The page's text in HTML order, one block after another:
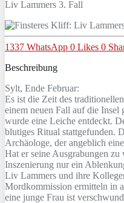
Liv Lammers 3. Fall
1337 WhatsApp 0 Likes 0
Beschreibung
Sylt, Ende Februar:
Es ist die Zeit des
einem neuen Fall auf die
wurde eine Leiche entdeckt.
blutiges Ritual stattgefunden.
Archäologe, der angeblich
Hat er seine Ausgrabungen
Inszenierung nur ein
Liv Lammers und ihre
Mordkommission ermitteln in
eine junge Frau ist